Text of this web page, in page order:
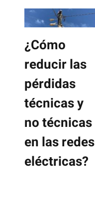
¿Cómo
reducir las
pérdidas
técnicas y
no técnicas
en las redes
eléctricas?